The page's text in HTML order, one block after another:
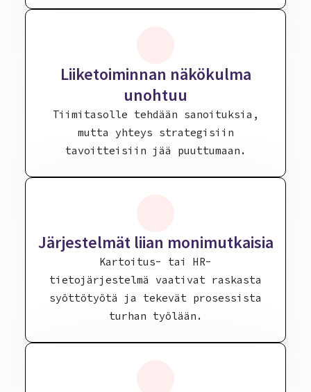
Liiketoiminnan näkökulma
unohtuu
Tiimitasolle tehdään sanoituksia,
mutta yhteys strategisiin
tavoitteisiin jää puuttumaan.
Järjestelmät liian monimutkaisia
Kartoitus- tai HR-
tietojärjestelmä vaativat raskasta
syöttötyötä ja tekevät prosessista
turhan työlään.